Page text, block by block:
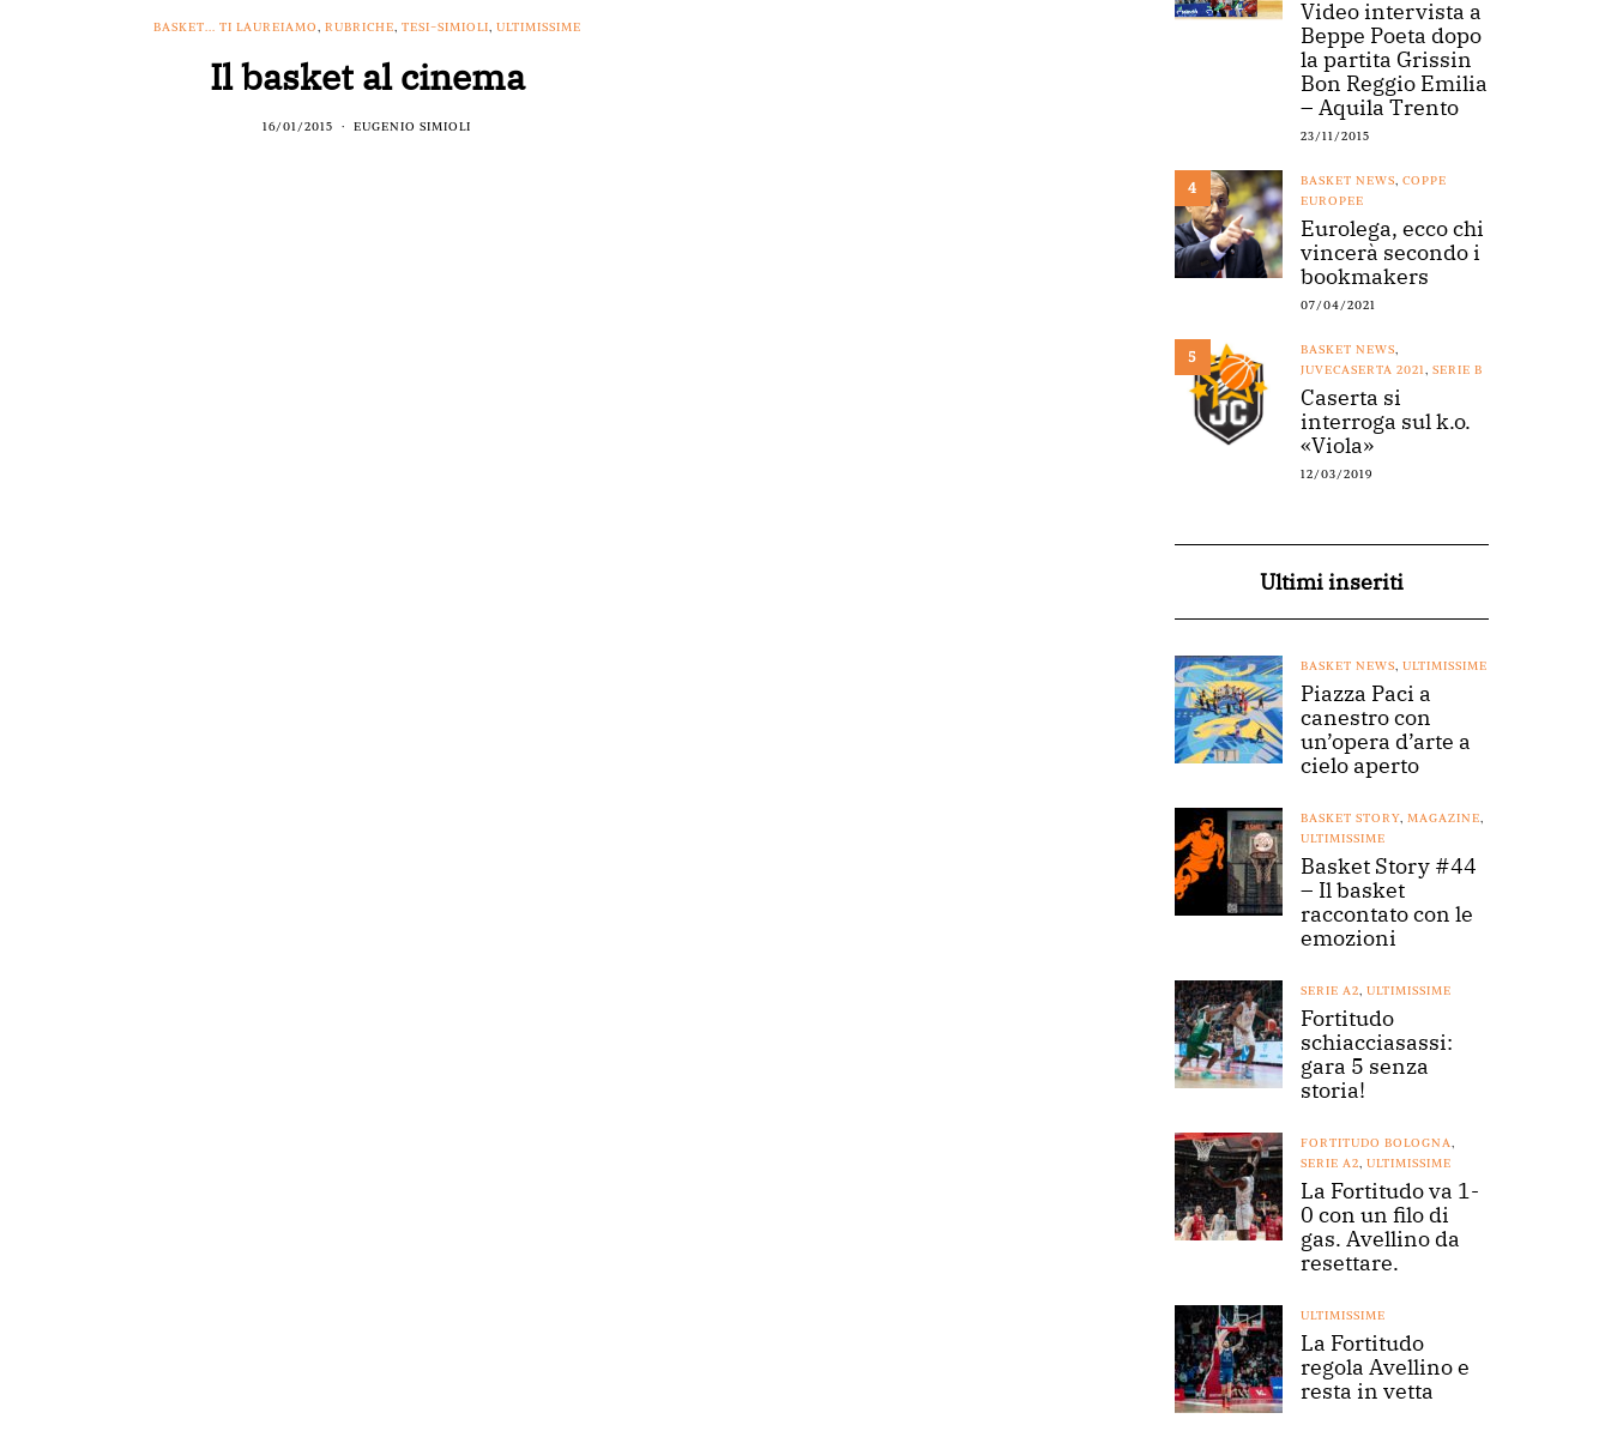
BASKET... TI LAUREIAMO, RUBRICHE, TESI-SIMIOLI, ULTIMISSIME
Il basket al cinema
16/01/2015 EUGENIO SIMIOLI
Video intervista a
Beppe Poeta dopo
la partita Grissin
Bon Reggio Emilia
– Aquila Trento
23/11/2015
4 BASKET NEWS, COPPE
EUROPEE
Eurolega, ecco chi
vincerà secondo i
bookmakers
07/04/2021
5 BASKET NEWS,
JUVECASERTA 2021, SERIE B
Caserta si
interroga sul k.o.
«Viola»
12/03/2019
Ultimi inseriti
BASKET NEWS, ULTIMISSIME
Piazza Paci a
canestro con
un’opera d’arte a
cielo aperto
BASKET STORY, MAGAZINE,
ULTIMISSIME
Basket Story #44
– Il basket
raccontato con le
emozioni
SERIE A2, ULTIMISSIME
Fortitudo
schiacciasassi:
gara 5 senza
storia!
FORTITUDO BOLOGNA,
SERIE A2, ULTIMISSIME
La Fortitudo va 1-
0 con un filo di
gas. Avellino da
resettare.
ULTIMISSIME
La Fortitudo
regola Avellino e
resta in vetta